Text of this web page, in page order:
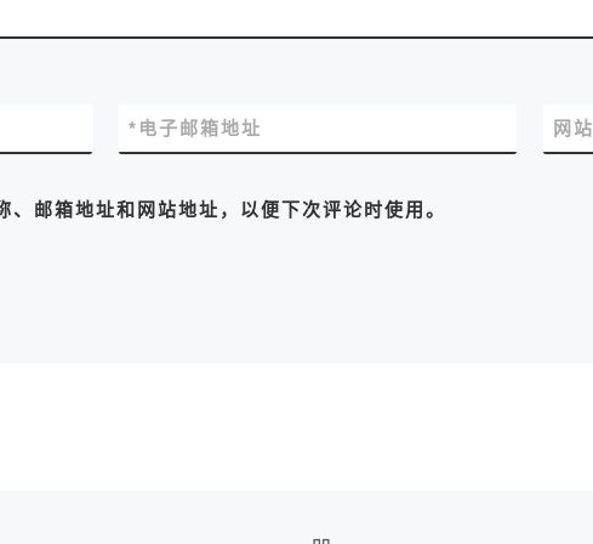
电子邮箱地址
* 网
邮箱地址和网站地址，以便下次评论时使用。